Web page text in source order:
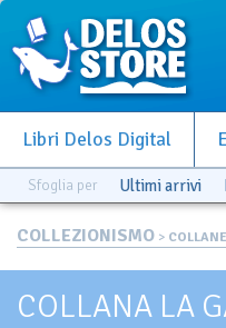
Libri Delos Digital
Sfoglia per Ultimi arrivi
COLLEZIONISMO > COLLANE
COLLANA LA